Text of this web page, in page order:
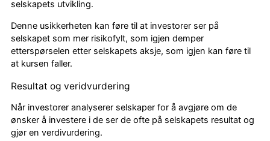
selskapets utvikling.
Denne usikkerheten kan føre til at investorer ser på
selskapet som mer risikofylt, som igjen demper
etterspørselen etter selskapets aksje, som igjen kan føre til
at kursen faller.
Resultat og veridvurdering
Når investorer analyserer selskaper for å avgjøre om de
ønsker å investere i de ser de ofte på selskapets resultat og
gjør en verdivurdering.